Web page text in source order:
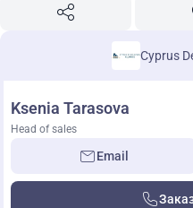
Cyprus
Ksenia Tarasova
Head of sales
Email